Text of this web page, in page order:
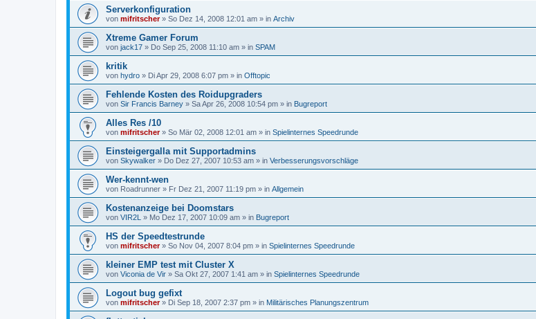
Serverkonfiguration
von mifritscher» So Dez 14, 2008 12:01 am » in Archiv
Xtreme Gamer Forum
von jack17 » Do Sep 25, 2008 11:10 am » in SPAM
kritik
von hydro » Di Apr 29, 2008 6:07 pm » in Offtopic
Fehlende Kosten des Roidupgraders
von Sir Francis Barney » Sa Apr 26, 2008 10:54 pm » in Bugreport
Alles Res /10
von mifritscher» So Mär 02, 2008 12:01 am » in Spielinternes Speedrunde
Einsteigergalla mit Supportadmins
von Skywalker » Do Dez 27, 2007 10:53 am » in Verbesserungsvorschläge
Wer-kennt-wen
von Roadrunner » Fr Dez 21, 2007 11:19 pm » in Allgemein
Kostenanzeige bei Doomstars
von VIR2L » Mo Dez 17, 2007 10:09 am » in Bugreport
HS der Speedtestrunde
von mifritscher» So Nov 04, 2007 8:04 pm » in Spielinternes Speedrunde
kleiner EMP test mit Cluster X
von Viconia de Vir » Sa Okt 27, 2007 1:41 am » in Spielinternes Speedrunde
Logout bug gefixt
von mifritscher» Di Sep 18, 2007 2:37 pm » in Militärisches Planungszentrum